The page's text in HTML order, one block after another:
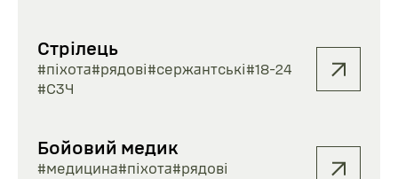
Стрілець
#піхота#рядові#сержантські#18-24
#СЗЧ
Бойовий медик
#медицина#піхота#рядові